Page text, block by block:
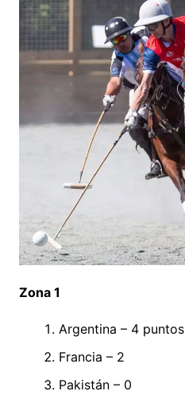
Zona 1
Argentina – 4 puntos
Francia – 2
Pakistán – 0